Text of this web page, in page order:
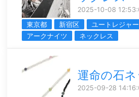
2025-10-08
東京都
新宿区
ユートレジャー
アークナイツ
ネックレス
運命の石
2025-09-28